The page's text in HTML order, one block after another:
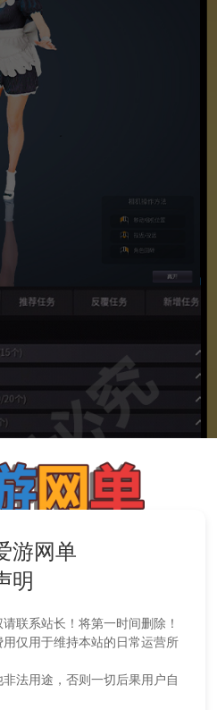
游网单
明
联系站长！将第一时间删除！
仅用于维持本站的日常运营所
法用途，否则一切后果用户自